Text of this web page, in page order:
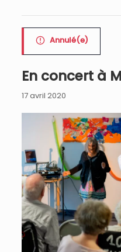
Annulé(e)
En concert à
17 avril 2020